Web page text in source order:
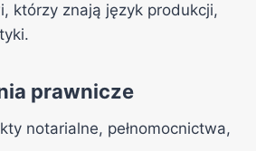
którzy znają język produkcji,
prawnicze
notarialne, pełnomocnictwa,